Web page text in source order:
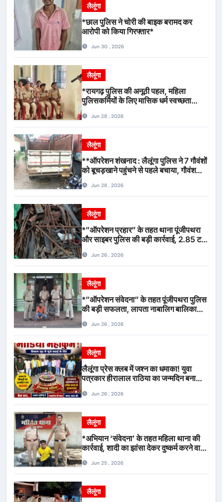
लैलूंगा
*छाल पुलिस ने चोरी की बाइक बरामद कर
आरोपी को किया गिरफ्तार*
Jun 30 , 2026
लैलूंगा
*रायगढ़ पुलिस की अनूठी पहल, महिला
पुलिसकर्मियों के लिए मासिक धर्म स्वच्छता
Jun 28 , 2026
लैलूंगा
**ऑपरेशन शंखनाद : लैलूंगा पुलिस ने 7 गौवंशों
को बूचड़खाने पहुंचने से पहले बचाया, गौवंश
Jun 28 , 2026
लैलूंगा
*”ऑपरेशन प्रहार” के तहत थाना पूंजीपथरा
और साइबर पुलिस की बड़ी कार्रवाई, 2.85 टन
Jun 26 , 2026
लैलूंगा
*”ऑपरेशन संवेदना” के तहत पूंजीपथरा पुलिस
की बड़ी सफलता, लापता नाबालिग बालिका
गिरफ्तार*
Jun 26 , 2026
लैलूंगा
लैलूंगा प्रेस क्लब में जश्न का धमाका! युवा
पत्रकार हीरालाल राठिया का जन्मदिन बना
स्वरJun 26 , 2026
लैलूंगा
*अभियान ‘संवेदना’ के तहत महिला थाना की
कार्रवाई, शादी का झांसा देकर दुष्कर्म करने वाला
Jun 25 , 2026
लैलूंगा